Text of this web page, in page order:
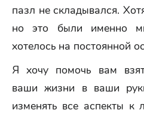
пазл не складывался.
но это были именно
хотелось на постоянной
Я хочу помочь вам
ваши жизни в ваши
изменять все аспекты к